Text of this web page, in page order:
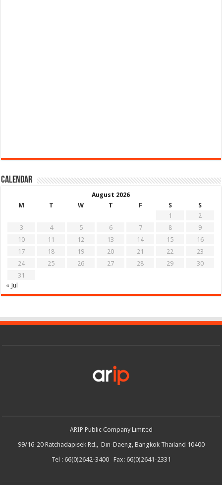
Calendar
August 2026
M
T W T F S
S
1
2
3
4 5 6 7 8
9
10
11 12 13 14 15
16
17
18 19 20 21 22
23
24
25 26 27 28 29
30
31
« Jul
ARIP Public Company Limited
99/16-20 Ratchadapisek Rd., Din-Daeng, Bangkok Thailand 10400
Tel : 66(0)2642-3400 Fax: 66(0)2641-2331